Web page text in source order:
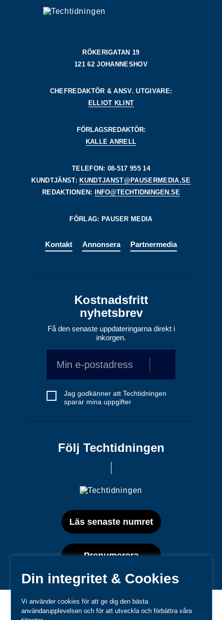
Din integritet & Cookies
Vi använder cookies för att ge dig den bästa
användarupplevelsen och för att utveckla och förbättra våra
RÖKERIGATAN 19
121 62 JOHANNESHOV
CHEFREDAKTÖR & ANSV. UTGIVARE:
ELLIOT KLINT
FÖRLAGSREDAKTÖR:
KALLE ANRELL
TELEFON: 08-517 955 14
KUNDTJÄNST:KUNDTJANST@PAUSERMEDIA.SE
REDAKTIONEN:INFO@TECHTIDNINGEN.SE
FÖRLAG: PAUSER MEDIA
Kontakt Annonsera Partnermedia
Kostnadsfritt
nyhetsbrev
Få den senaste uppdateringarna direkt i
inkorgen.
Jag godkänner att Techtidningen
sparar mina uppgifter
Följ Techtidningen
Läs senaste numret
Prenumerera